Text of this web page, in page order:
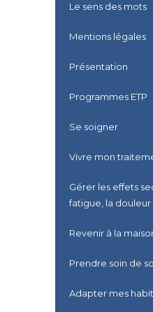
Le sens des mots
Mentions légales
Présentation
Programmes ETP
Se soigner
Vivre mon
Gérer les effets
fatigue, la douleur
Revenir à la
Prendre soin de
Adapter mes